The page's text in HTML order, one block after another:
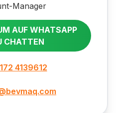
Manager
AUF WHATSAPP
CHATTEN
4139612